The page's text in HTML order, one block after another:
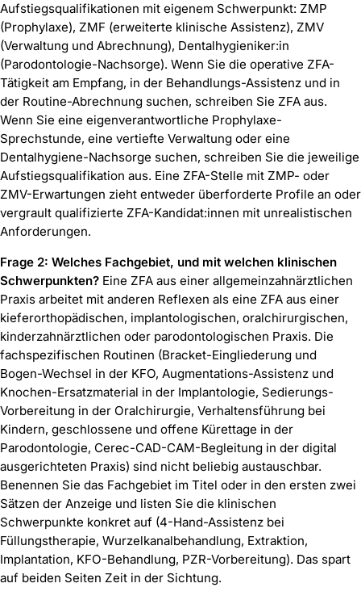
Aufstiegsqualifikationen mit eigenem Schwerpunkt: ZMP
(Prophylaxe), ZMF (erweiterte klinische Assistenz), ZMV
(Verwaltung und Abrechnung), Dentalhygieniker:in
(Parodontologie-Nachsorge). Wenn Sie die operative ZFA-
Tätigkeit am Empfang, in der Behandlungs-Assistenz und in
der Routine-Abrechnung suchen, schreiben Sie ZFA aus.
Wenn Sie eine eigenverantwortliche Prophylaxe-
Sprechstunde, eine vertiefte Verwaltung oder eine
Dentalhygiene-Nachsorge suchen, schreiben Sie die jeweilige
Aufstiegsqualifikation aus. Eine ZFA-Stelle mit ZMP- oder
ZMV-Erwartungen zieht entweder überforderte Profile an oder
vergrault qualifizierte ZFA-Kandidat:innen mit unrealistischen
Anforderungen.
Frage 2: Welches Fachgebiet, und mit welchen klinischen
Schwerpunkten? Eine ZFA aus einer allgemeinzahnärztlichen
Praxis arbeitet mit anderen Reflexen als eine ZFA aus einer
kieferorthopädischen, implantologischen, oralchirurgischen,
kinderzahnärztlichen oder parodontologischen Praxis. Die
fachspezifischen Routinen (Bracket-Eingliederung und
Bogen-Wechsel in der KFO, Augmentations-Assistenz und
Knochen-Ersatzmaterial in der Implantologie, Sedierungs-
Vorbereitung in der Oralchirurgie, Verhaltensführung bei
Kindern, geschlossene und offene Kürettage in der
Parodontologie, Cerec-CAD-CAM-Begleitung in der digital
ausgerichteten Praxis) sind nicht beliebig austauschbar.
Benennen Sie das Fachgebiet im Titel oder in den ersten zwei
Sätzen der Anzeige und listen Sie die klinischen
Schwerpunkte konkret auf (4-Hand-Assistenz bei
Füllungstherapie, Wurzelkanalbehandlung, Extraktion,
Implantation, KFO-Behandlung, PZR-Vorbereitung). Das spart
auf beiden Seiten Zeit in der Sichtung.